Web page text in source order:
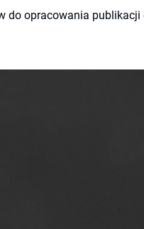
do opracowania